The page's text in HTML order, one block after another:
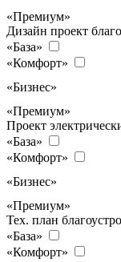
«Премиум»
Дизайн проект
«База»
«Комфорт»
«Бизнес»
«Премиум»
Проект
«База»
«Комфорт»
«Бизнес»
«Премиум»
Тех. план
«База»
«Комфорт»